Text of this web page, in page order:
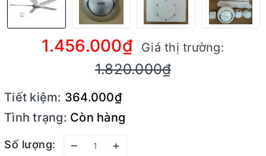
1.456.000₫ Giá thị trường:
1.820.000₫
Tiết kiệm: 364.000₫
Tình trạng: Còn hàng
Số lượng: – +